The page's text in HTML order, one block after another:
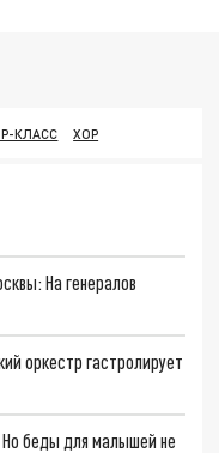
КЛАСС ХОР
На генералов
оркестр гастролирует
Но беды для малышей не